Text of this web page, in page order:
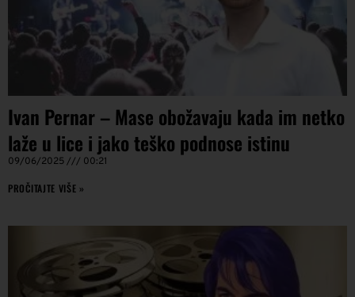
Ivan Pernar – Mase obožavaju kada im netko
laže u lice i jako teško podnose istinu
09/06/2025 00:21
PROČITAJTE VIŠE »